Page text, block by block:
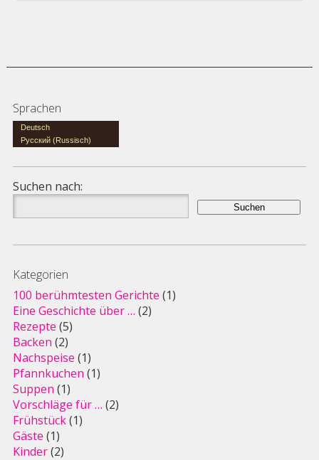
Sprachen
Deutsch
Русский (Russisch)
Suchen nach:
Kategorien
100 berühmtesten Gerichte (1)
Eine Geschichte über … (2)
Rezepte (5)
Backen (2)
Nachspeise (1)
Pfannkuchen (1)
Suppen (1)
Vorschläge für … (2)
Frühstück(1)
Gäste (1)
Kinder(2)